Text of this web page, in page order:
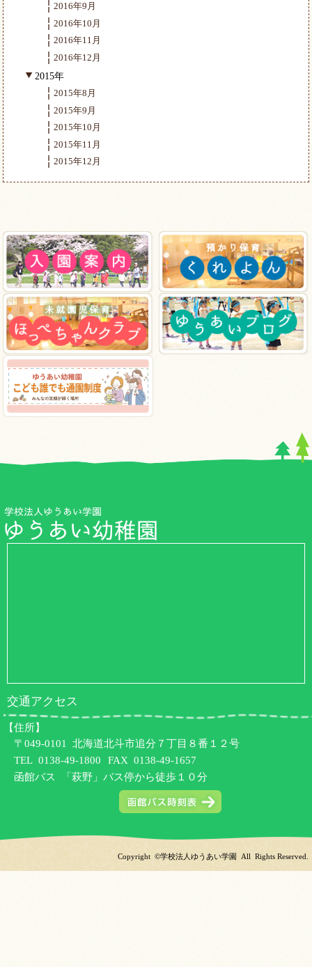
2016年9月
2016年10月
2016年11月
2016年12月
2015年
2015年8月
2015年9月
2015年10月
2015年11月
2015年12月
交通アクセス
【住所】
〒049-0101 北海道北斗市追分７丁目８番１２号
TEL 0138-49-1800
FAX 0138-49-1657
函館バス 「萩野」バス停から徒歩１０分
Copyright ©学校法人ゆうあい学園 All Rights Reserved.